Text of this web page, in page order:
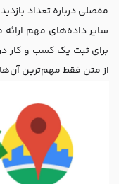
مفصلی درباره تعداد
سایر داده‌های مهم
برای ثبت یک کسب و کار
از متن فقط مهم‌ترین